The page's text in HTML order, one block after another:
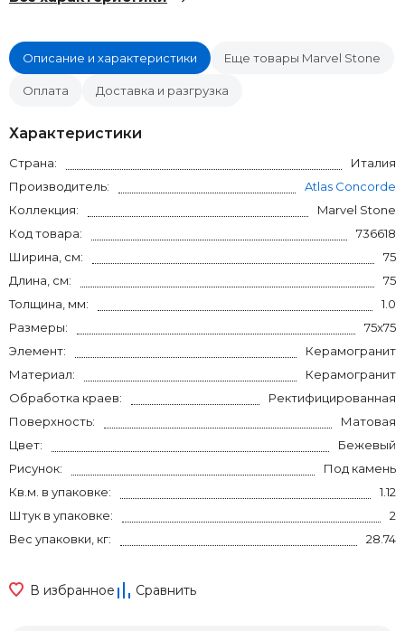
Описание и характеристики Еще товары Marvel Stone
Оплата Доставка и разгрузка
Характеристики
Страна:
Италия
Производитель:
Atlas Concorde
Коллекция:
Marvel Stone
Код товара:
736618
Ширина, см:
75
Длина, см:
75
Толщина, мм:
1.0
Размеры:
75x75
Элемент:
Керамогранит
Материал:
Керамогранит
Обработка краев:
Ректифицированная
Поверхность:
Матовая
Цвет:
Бежевый
Рисунок:
Под камень
Кв.м. в упаковке:
1.12
Штук в упаковке:
2
Вес упаковки, кг:
28.74
В избранное Сравнить